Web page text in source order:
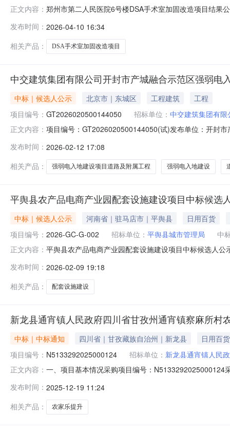
正文内容： 郑州市第二人民医院6号楼DSA手术室加固改造项目结果
之日起三日内，对结果没有异议的，将签发评审结果通
发布时间： 2026-04-10 16:34
相关产品：
DSA手术室加固改造项目
中交建筑集团有限公司开封市产城融合示范区强弱
中标｜候选人公示 北京市｜东城区 工程建筑
工程
项目编号： GT2026020500144050 招标单位： 中交建筑集团有限
正文内容： 项目编号：GT2026020500144050(试)发布单位：开封
分包采购候选成交分包商公示.pdf
发布时间： 2026-02-12 17:08
相关产品：
强弱电入地建设项目道路及附属工程 强弱电入地建设
平舆县农产品电商产业园配套设施建设项目中标候选
中标｜候选人公示 河南省｜驻马店市｜平舆县
日用百货
项目编号： 2026-GC-G-002 招标单位： 平舆县城市管理局
中
正文内容： 平舆县农产品电商产业园配套设施建设项目中标候选人
价：项目名称：平舆县农产品电商产业园配套设施建设
间：2026年02
发布时间： 2026-02-09 19:18
相关产品：
配套设施建设
新龙县通宵镇人民政府四川省甘孜州通宵镇察麻所村
中标｜中标通知 四川省｜甘孜藏族自治州｜新龙县
日用百货
项目编号： N5133292025000124 招标单位： 新龙县通宵镇人民
正文内容： 一、项目基本情况采购项目编号：N5133292025000124
龙县通宵镇人民政府地址：四川省甘孜州新龙县通宵镇
路154号联
发布时间： 2025-12-19 11:24
相关产品：
农家乐提升